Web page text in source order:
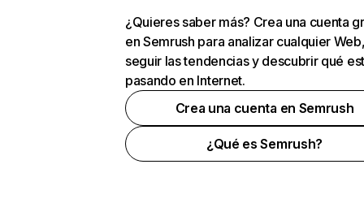
¿Quieres saber más? Crea una cuenta
en Semrush para analizar cualquier
seguir las tendencias y descubrir qué
pasando en Internet.
Crea una cuenta en Semrush
¿Qué es Semrush?